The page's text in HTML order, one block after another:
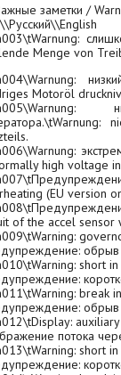
заметки /
\tWarnung:
Menge von
\Warnung:
Motoröl
\Warnung:
:
.
\Warnung:
high voltage
\t
(EU version
\t
of the accel sensor
обрыв
: short in
: break in
обрыв
: auxiliary
потока
: short in